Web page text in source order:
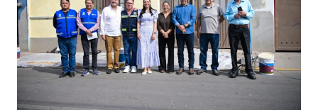
aprender y nuevas experiencias que conocer. Si eres una
chica y aún no has tenido relaciones sexuales, tal vez
pienses que el sexo será increíble y no puedas esperar para
experimentarlo, pero como cualquier persona con
experiencia te dirá, siempre es mejor cuando ambas partes
son suficientemen...